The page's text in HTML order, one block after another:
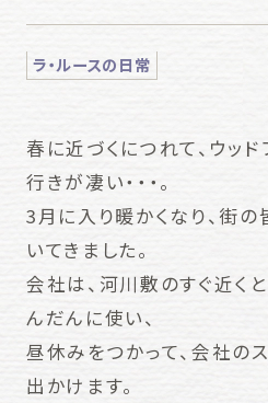
ラ・ルースの日常
春に近づくにつれて、ウッ
行きが凄い・・・。
3月に入り暖かくなり、街
いてきました。
会社は、河川敷のすぐ近く
んだんに使い、
昼休みをつかって、会社の
出かけます。